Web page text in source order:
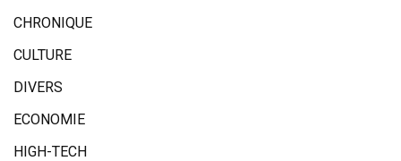
CHRONIQUE
CULTURE
DIVERS
ECONOMIE
HIGH-TECH